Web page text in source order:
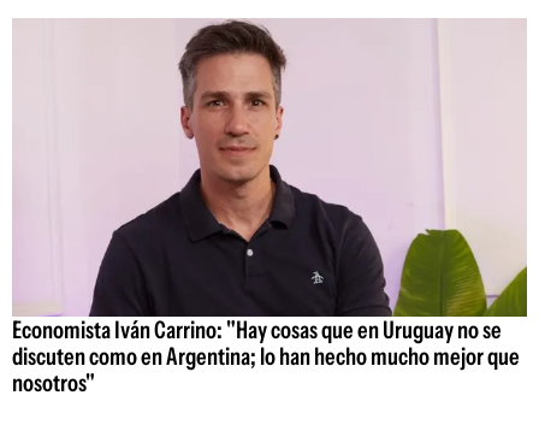
Economista Iván Carrino: "Hay cosas que en Uruguay no se
discuten como en Argentina; lo han hecho mucho mejor que
nosotros"